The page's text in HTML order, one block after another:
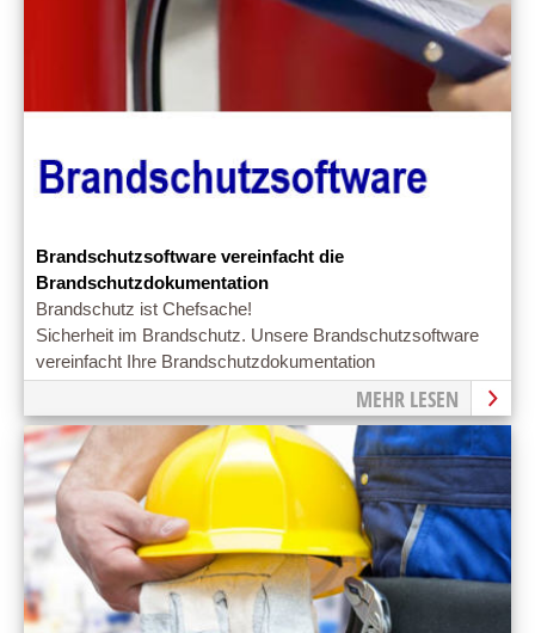
Brandschutzsoftware vereinfacht die
Brandschutzdokumentation
Brandschutz ist Chefsache!
Sicherheit im Brandschutz. Unsere Brandschutzsoftware
vereinfacht Ihre Brandschutzdokumentation
MEHR LESEN